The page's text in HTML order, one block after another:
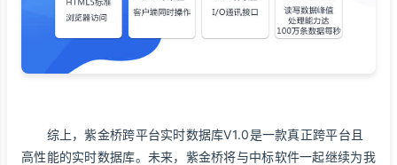
综上，紫金桥跨平台实时数据库V1.0是一款真正跨平台且
高性能的实时数据库。未来，紫金桥将与中标软件一起继续为我